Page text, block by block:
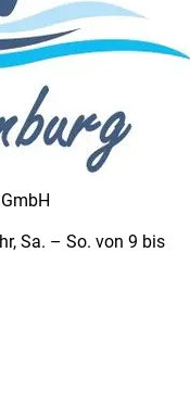
Sa. – So. von 9 bis